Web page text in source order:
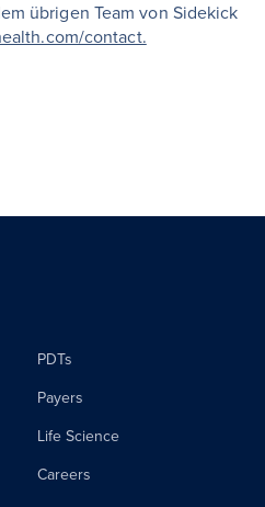
übrigen Team von Sidekick
contact.
PDTs
Payers
Life Science
Careers